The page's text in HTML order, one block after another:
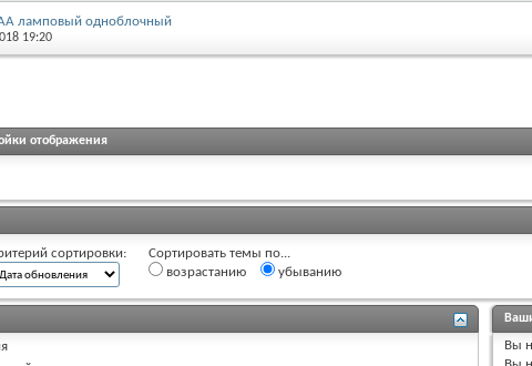
ламповый одноблочный
19:20
отображения
сортировки:
Сортировать темы по...
возрастанию
убыванию
Вы